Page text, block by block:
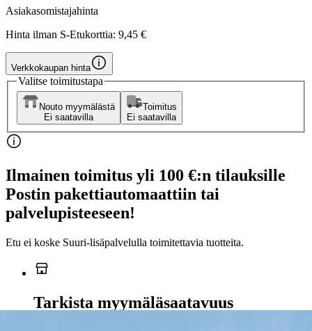
Asiakasomistajahinta
Hinta ilman S-Etukorttia: 9,45 €
Verkkokaupan hinta
Valitse toimitustapa
Nouto myymälästä
Ei saatavilla
Toimitus
Ei saatavilla
Ilmainen toimitus yli 100 €:n tilauksille
Postin pakettiautomaattiin tai
palvelupisteeseen!
Etu ei koske Suuri‑lisäpalvelulla toimitettavia tuotteita.
Tarkista myymäläsaatavuus